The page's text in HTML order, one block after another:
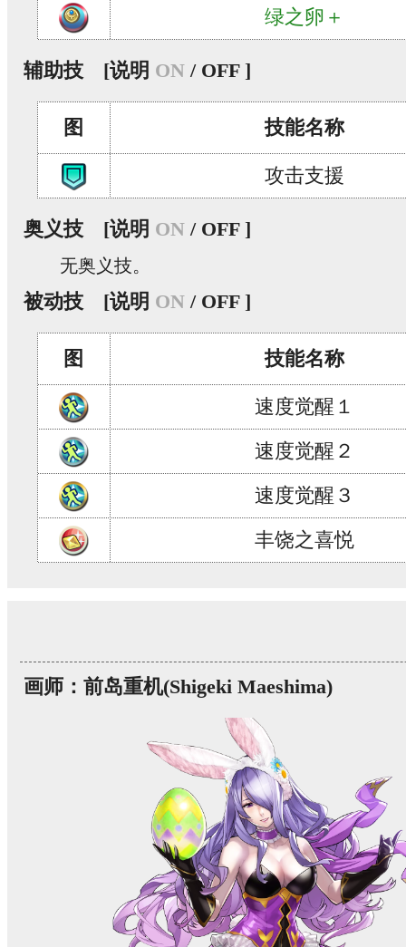
绿之卵＋
辅助技 [说明 ON / OFF ]
图 技能名称
攻击支援
奥义技 [说明 ON / OFF ]
无奥义技。
被动技 [说明 ON / OFF ]
图 技能名称
速度觉醒１
速度觉醒２
速度觉醒３
丰饶之喜悦
画师：前岛重机(Shigeki Maeshima)